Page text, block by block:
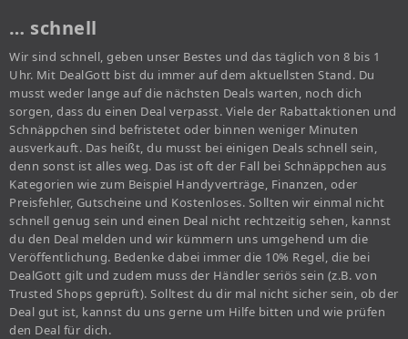
… schnell
Wir sind schnell, geben unser Bestes und das täglich von 8 bis 1
Uhr. Mit DealGott bist du immer auf dem aktuellsten Stand. Du
musst weder lange auf die nächsten Deals warten, noch dich
sorgen, dass du einen Deal verpasst. Viele der Rabattaktionen und
Schnäppchen sind befristetet oder binnen weniger Minuten
ausverkauft. Das heißt, du musst bei einigen Deals schnell sein,
denn sonst ist alles weg. Das ist oft der Fall bei Schnäppchen aus
Kategorien wie zum Beispiel Handyverträge, Finanzen, oder
Preisfehler, Gutscheine und Kostenloses. Sollten wir einmal nicht
schnell genug sein und einen Deal nicht rechtzeitig sehen, kannst
du den Deal melden und wir kümmern uns umgehend um die
Veröffentlichung. Bedenke dabei immer die 10% Regel, die bei
DealGott gilt und zudem muss der Händler seriös sein (z.B. von
Trusted Shops geprüft). Solltest du dir mal nicht sicher sein, ob der
Deal gut ist, kannst du uns gerne um Hilfe bitten und wie prüfen
den Deal für dich.